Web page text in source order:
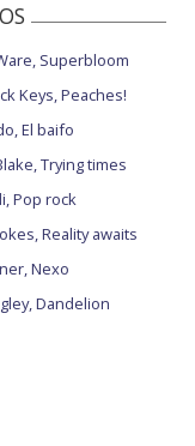
Superbloom
Keys, Peaches!
El baifo
Trying times
Pop rock
Reality awaits
Nexo
Dandelion